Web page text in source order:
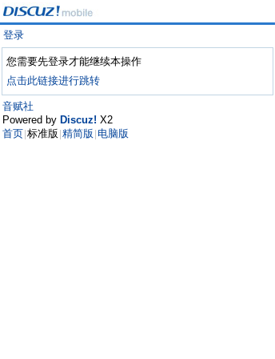
登录
您需要先登录才能继续本操作
点击此链接进行跳转
音赋社
Powered by Discuz! X2
首页 标准版 精简版 电脑版